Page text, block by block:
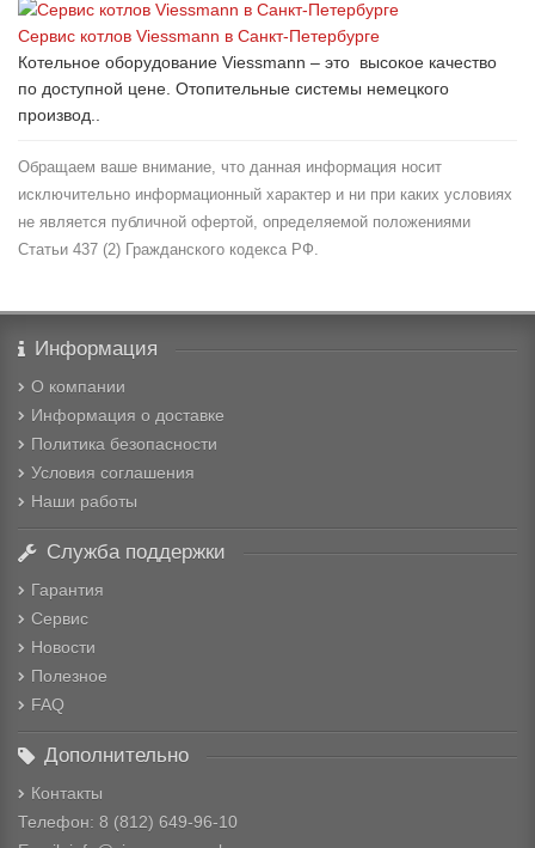
Сервис котлов Viessmann в Санкт-Петербурге
Котельное оборудование Viessmann – это высокое качество
по доступной цене. Отопительные системы немецкого
производ..
Обращаем ваше внимание, что данная информация носит
исключительно информационный характер и ни при каких условиях
не является публичной офертой, определяемой положениями
Статьи 437 (2) Гражданского кодекса РФ.
Информация
О компании
Информация о доставке
Политика безопасности
Условия соглашения
Наши работы
Служба поддержки
Гарантия
Сервис
Новости
Полезное
FAQ
Дополнительно
Контакты
Телефон: 8 (812) 649-96-10